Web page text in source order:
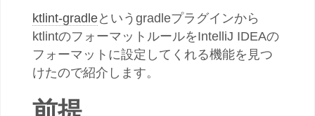
ktlint-gradleというgradleプラグインから
ktlintのフォーマットルールをIntelliJ IDEAの
フォーマットに設定してくれる機能を見つ
けたので紹介します。